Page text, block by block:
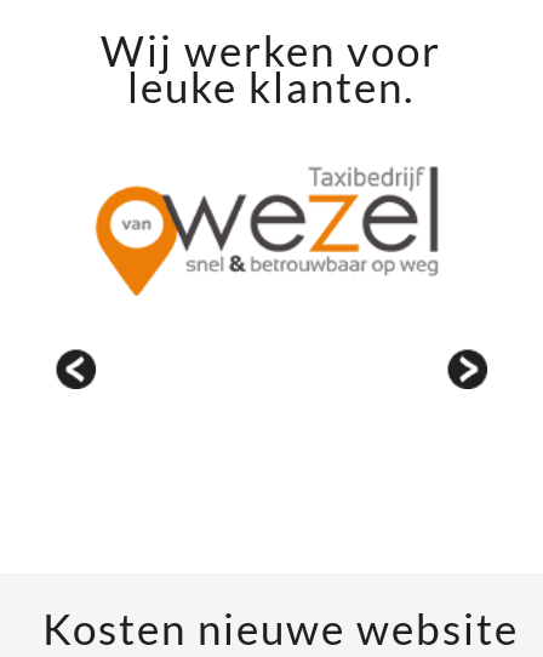
Wij werken voor
leuke klanten.
Kosten nieuwe website